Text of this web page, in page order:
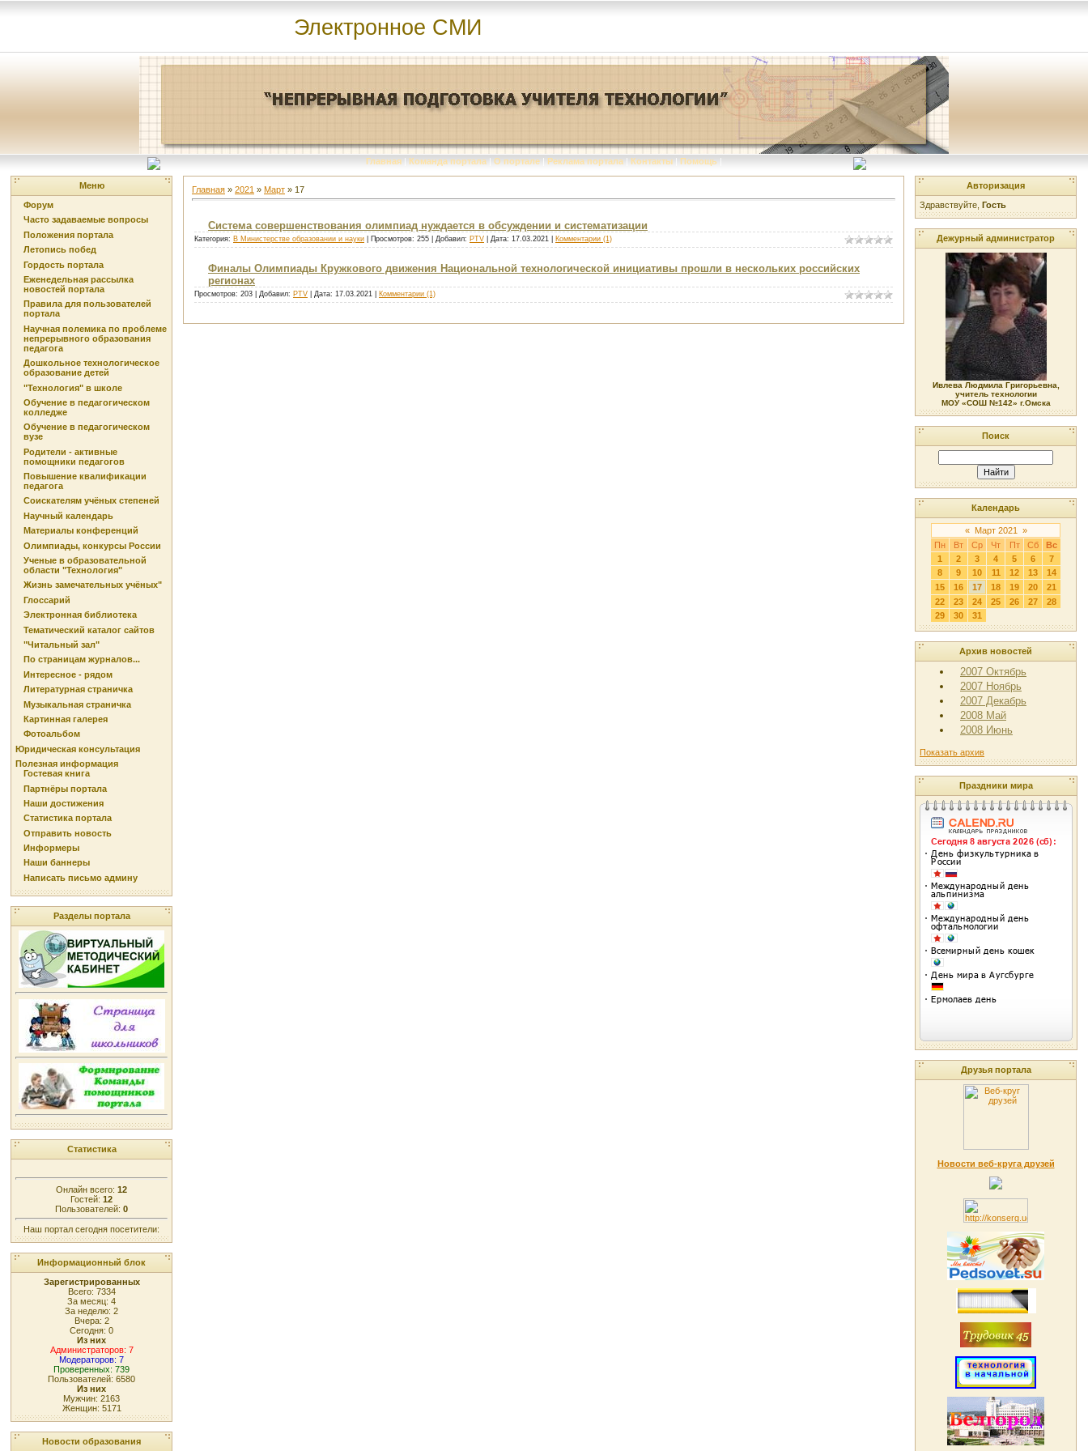
Электронное СМИ
Главная | Команда портала | О портале | Реклама портала | Контакты | Помощь |
Меню
Форум
Часто задаваемые вопросы
Положения портала
Летопись побед
Гордость портала
Еженедельная рассылка
новостей портала
Правила для пользователей
портала
Научная полемика по проблеме
непрерывного образования
педагога
Дошкольное технологическое
образование детей
"Технология" в школе
Обучение в педагогическом
колледже
Обучение в педагогическом
вузе
Родители - активные
помощники педагогов
Повышение квалификации
педагога
Соискателям учёных степеней
Научный календарь
Материалы конференций
Олимпиады, конкурсы России
Ученые в образовательной
области "Технология"
Жизнь замечательных учёных"
Глоссарий
Электронная библиотека
Тематический каталог сайтов
"Читальный зал"
По страницам журналов...
Интересное - рядом
Литературная страничка
Музыкальная страничка
Картинная галерея
Фотоальбом
Юридическая консультация
Полезная информация
Гостевая книга
Партнёры портала
Наши достижения
Статистика портала
Отправить новость
Информеры
Наши баннеры
Написать письмо админу
Разделы портала
Статистика
Онлайн всего: 12
Гостей: 12
Пользователей: 0
Наш портал сегодня посетители:
Информационный блок
Зарегистрированных
Всего: 7334
За месяц: 4
За неделю: 2
Вчера: 2
Сегодня: 0
Из них
Администраторов: 7
Модераторов: 7
Проверенных: 739
Пользователей: 6580
Из них
Мужчин: 2163
Женщин: 5171
Новости образования
Главная » 2021 » Март » 17
Система совершенствования олимпиад нуждается в обсуждении и систематизации
Категория: В Министерстве образовании и науки | Просмотров: 255 | Добавил: PTV | Дата: 17.03.2021 Комментарии (1)
Финалы Олимпиады Кружкового движения Национальной технологической инициативы прошли в нескольких российских
регионах
Просмотров: 203 | Добавил: PTV | Дата: 17.03.2021 Комментарии (1)
Авторизация
Здравствуйте, Гость
Дежурный администратор
Ивлева Людмила Григорьевна,
учитель технологии
МОУ «СОШ №142» г.Омска
Поиск
Календарь
« Март 2021
»
Пн
Вт Ср Чт Пт Сб
Вс
1
2 3 4 5 6
7
8
9 10 11 12 13
14
15
16 17 18 19 20
21
22
23 24 25 26 27
28
29
30 31
Архив новостей
2007 Октябрь
2007 Ноябрь
2007 Декабрь
2008 Май
2008 Июнь
Показать архив
Праздники мира
Друзья портала
Новости веб-круга друзей